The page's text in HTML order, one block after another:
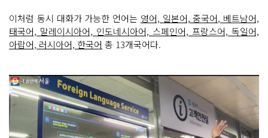
이처럼 동시 대화가 가능한 언어는 영어, 일본어, 중국어, 베트남어,
태국어, 말레이시아어, 인도네시아어, 스페인어, 프랑스어, 독일어,
아랍어, 러시아어, 한국어 총 13개국어다.